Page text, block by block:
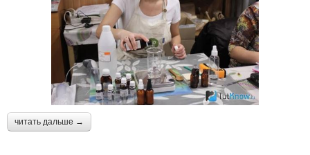
читать дальше →